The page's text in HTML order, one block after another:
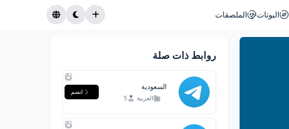
البوتات الملصقات
روابط ذات صلة
السعودية
العربية 5
انضم